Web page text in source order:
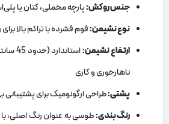
جنس روکش:پارچه مخملی، کتان یا
نوع نشیمن:فوم فشرده با تراکم بالا
ارتفاع نشیمن:
ناهارخوری و کاری
پشتی:طراحی ارگونومیک برای پشتیبانی
رنگ ‌بندی:طوسی به عنوان رنگ اصلی،